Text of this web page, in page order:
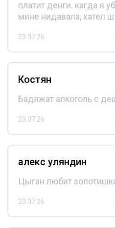
платит денги. кагда я
мине нидавала, хател
23.07.26
Костян
Бадяжат алкоголь с
23.07.26
алекс уляндин
Цыган любит
23.07.26